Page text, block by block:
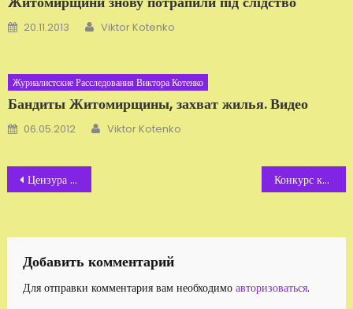
Добавлено
20.11.2013 Автор
Viktor Kotenko
Журналистские Расследования Виктора Котенко
Бандиты Житомирщины, захват жилья. Видео
Добавлено
06.05.2012 Автор
Viktor Kotenko
Навигация
записям
Цензура педофилов в Житомир.info Конкурс красунь «Міс 2011». Фото, відео
Добавить комментарий
Для отправки комментария вам необходимо авторизоваться.